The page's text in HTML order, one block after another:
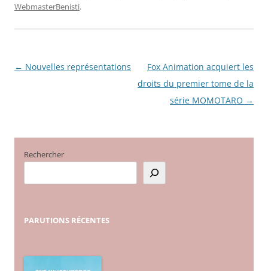
WebmasterBenisti.
Navigation
← Nouvelles représentations
Fox Animation acquiert les
droits du premier tome de la
série MOMOTARO →
Rechercher
PARUTIONS RÉCENTES